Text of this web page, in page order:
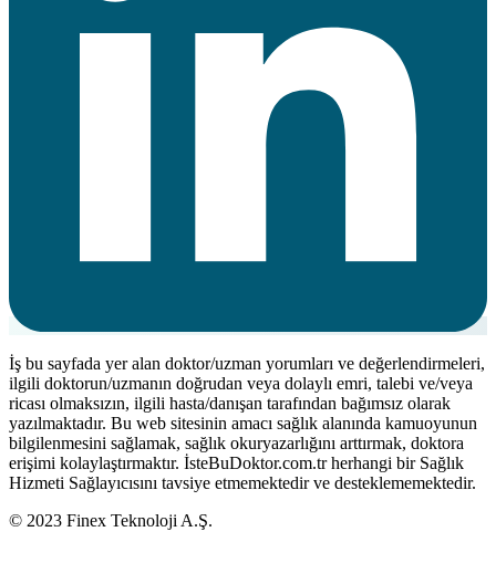
İş bu sayfada yer alan doktor/uzman yorumları ve değerlendirmeleri,
ilgili doktorun/uzmanın doğrudan veya dolaylı emri, talebi ve/veya
ricası olmaksızın, ilgili hasta/danışan tarafından bağımsız olarak
yazılmaktadır. Bu web sitesinin amacı sağlık alanında kamuoyunun
bilgilenmesini sağlamak, sağlık okuryazarlığını arttırmak, doktora
erişimi kolaylaştırmaktır. İsteBuDoktor.com.tr herhangi bir Sağlık
Hizmeti Sağlayıcısını tavsiye etmemektedir ve desteklememektedir.
© 2023 Finex Teknoloji A.Ş.